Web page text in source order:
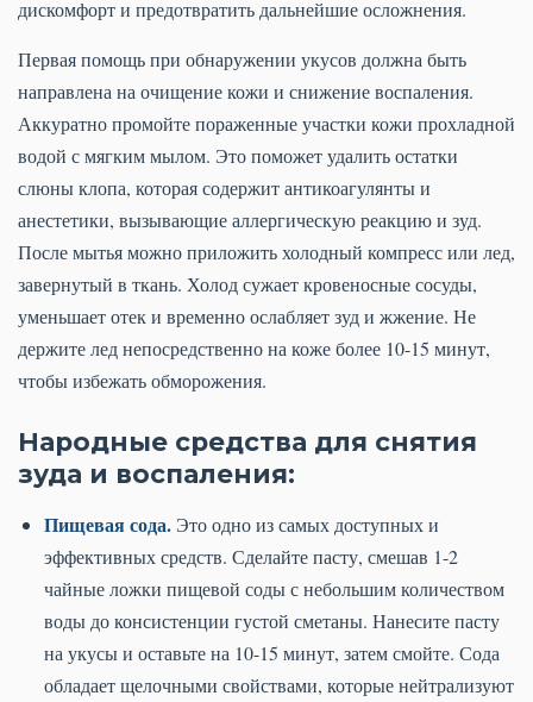
дискомфорт и предотвратить дальнейшие осложнения.
Первая помощь при обнаружении укусов должна быть
направлена на очищение кожи и снижение воспаления.
Аккуратно промойте пораженные участки кожи прохладной
водой с мягким мылом. Это поможет удалить остатки
слюны клопа, которая содержит антикоагулянты и
анестетики, вызывающие аллергическую реакцию и зуд.
После мытья можно приложить холодный компресс или лед,
завернутый в ткань. Холод сужает кровеносные сосуды,
уменьшает отек и временно ослабляет зуд и жжение. Не
держите лед непосредственно на коже более 10-15 минут,
чтобы избежать обморожения.
Народные средства для снятия
зуда и воспаления:
Пищевая сода. Это одно из самых доступных и
эффективных средств. Сделайте пасту, смешав 1-2
чайные ложки пищевой соды с небольшим количеством
воды до консистенции густой сметаны. Нанесите пасту
на укусы и оставьте на 10-15 минут, затем смойте. Сода
обладает щелочными свойствами, которые нейтрализуют